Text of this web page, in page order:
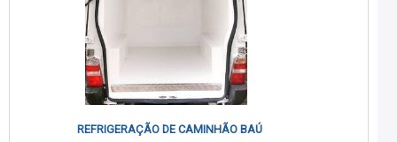
REFRIGERAÇÃO DE CAMINHÃO BAÚ